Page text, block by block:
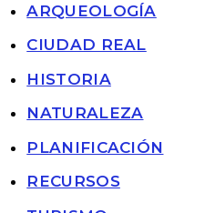
ARQUEOLOGÍA
CIUDAD REAL
HISTORIA
NATURALEZA
PLANIFICACIÓN
RECURSOS